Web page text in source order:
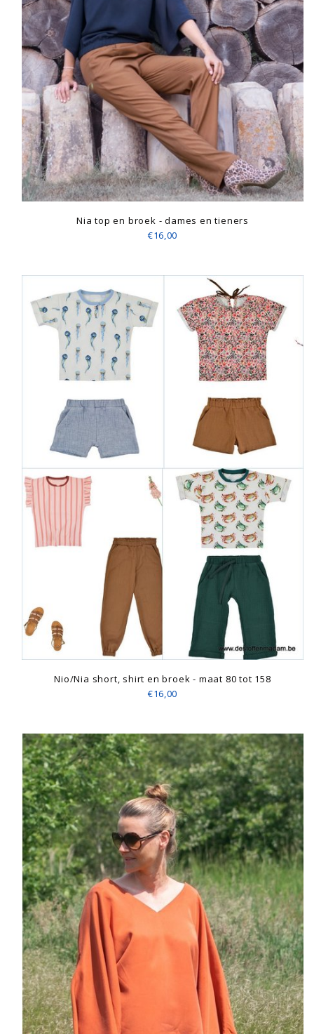
Nia top en broek - dames en tieners
€16,00
Nio/Nia short, shirt en broek - maat 80 tot 158
€16,00